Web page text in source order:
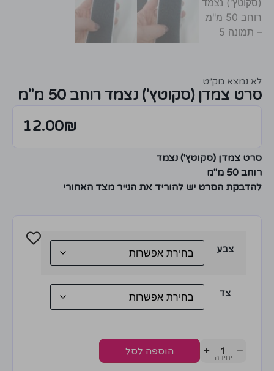
לא נמצא מק״ט
סרט צמדן (סקוטץ') נצמד רוחב 50 מ"מ
12.00₪
סרט צמדן (סקוטץ') נצמד
רוחב 50 מ"מ
להדבקת הסרט יש להוריד את הנייר מצד האחורי
צבע
צד
−
+ הוספה לסל